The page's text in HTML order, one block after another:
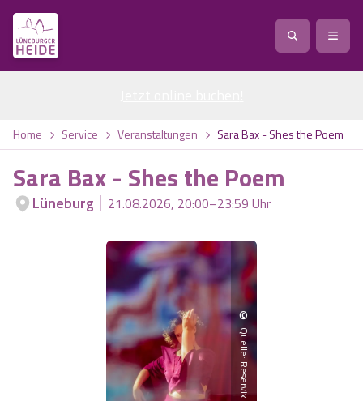
Service
Region / Orte
Veranstaltungen
Ausflugsziele
Karte
Heideflächen
Natur
Natur
Heideblüte
Heideflächen
Naturpark Lüneburger Heide
Naturpark Südheide
Erlebnis
Erlebnis
Heide Park Resort
Barfußpark Egestorf
Quad Bahn Bispingen
Vital
Vital
Wellness
Thermen
Stadt
Stadt
Die Hansestadt Lüneburg
Barriere­freiheits-Einstell­ungen
Hoher Kontrast Modus:
Anreise Abreise
Ort
Kinder
Suchen
Home Service Veranstaltungen Sara Bax - Shes the Poem
Sara Bax - Shes the Poem
Lüneburg 21.08.2026, 20:00–23:59 Uhr
©
Quelle: Reservix